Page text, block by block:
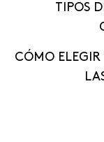
TIPOS
CÓMO